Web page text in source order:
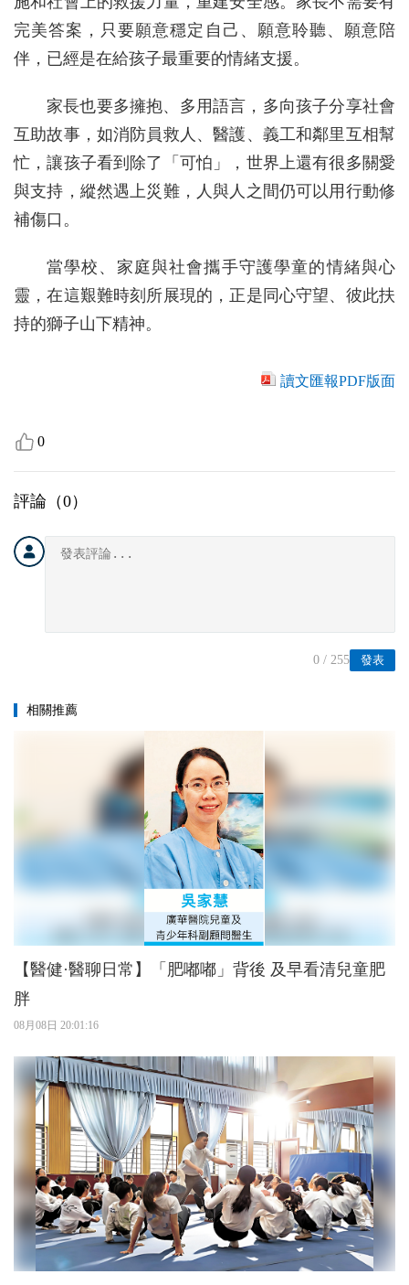
完美答案，只要願意穩定自己、願意聆聽、願意陪
伴，已經是在給孩子最重要的情緒支援。
家長也要多擁抱、多用語言，多向孩子分享社會
互助故事，如消防員救人、醫護、義工和鄰里互相幫
忙，讓孩子看到除了「可怕」，世界上還有很多關愛
與支持，縱然遇上災難，人與人之間仍可以用行動修
補傷口。
當學校、家庭與社會攜手守護學童的情緒與心
靈，在這艱難時刻所展現的，正是同心守望、彼此扶
持的獅子山下精神。
讀文匯報PDF版面
0
評論（0）
發表
0 / 255
相關推薦
【醫健·醫聊日常】「肥嘟嘟」背後 及早看清兒童肥
胖
08月08日 20:01:16